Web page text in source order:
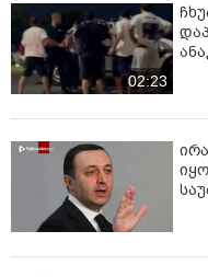
02:23